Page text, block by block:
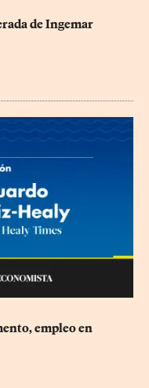
de Ingemar
empleo en